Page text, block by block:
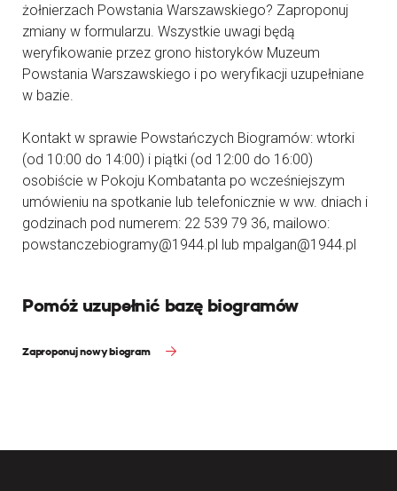
żołnierzach Powstania Warszawskiego? Zaproponuj
zmiany w formularzu. Wszystkie uwagi będą
weryfikowanie przez grono historyków Muzeum
Powstania Warszawskiego i po weryfikacji uzupełniane
w bazie.
Kontakt w sprawie Powstańczych Biogramów: wtorki
(od 10:00 do 14:00) i piątki (od 12:00 do 16:00)
osobiście w Pokoju Kombatanta po wcześniejszym
umówieniu na spotkanie lub telefonicznie w ww. dniach i
godzinach pod numerem: 22 539 79 36, mailowo:
powstanczebiogramy@1944.pl lub mpalgan@1944.pl
Pomóż uzupełnić bazę biogramów
Zaproponuj nowy biogram